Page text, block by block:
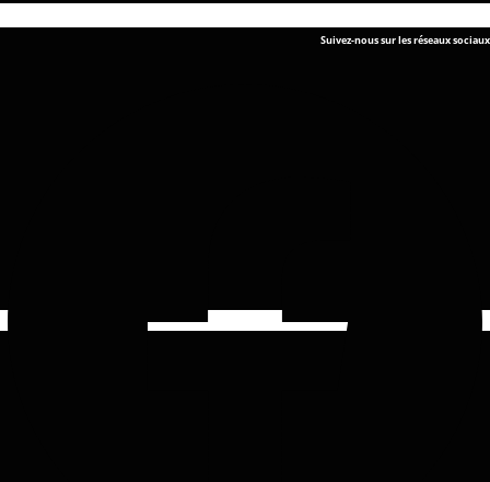
Suivez-nous sur les réseaux sociaux